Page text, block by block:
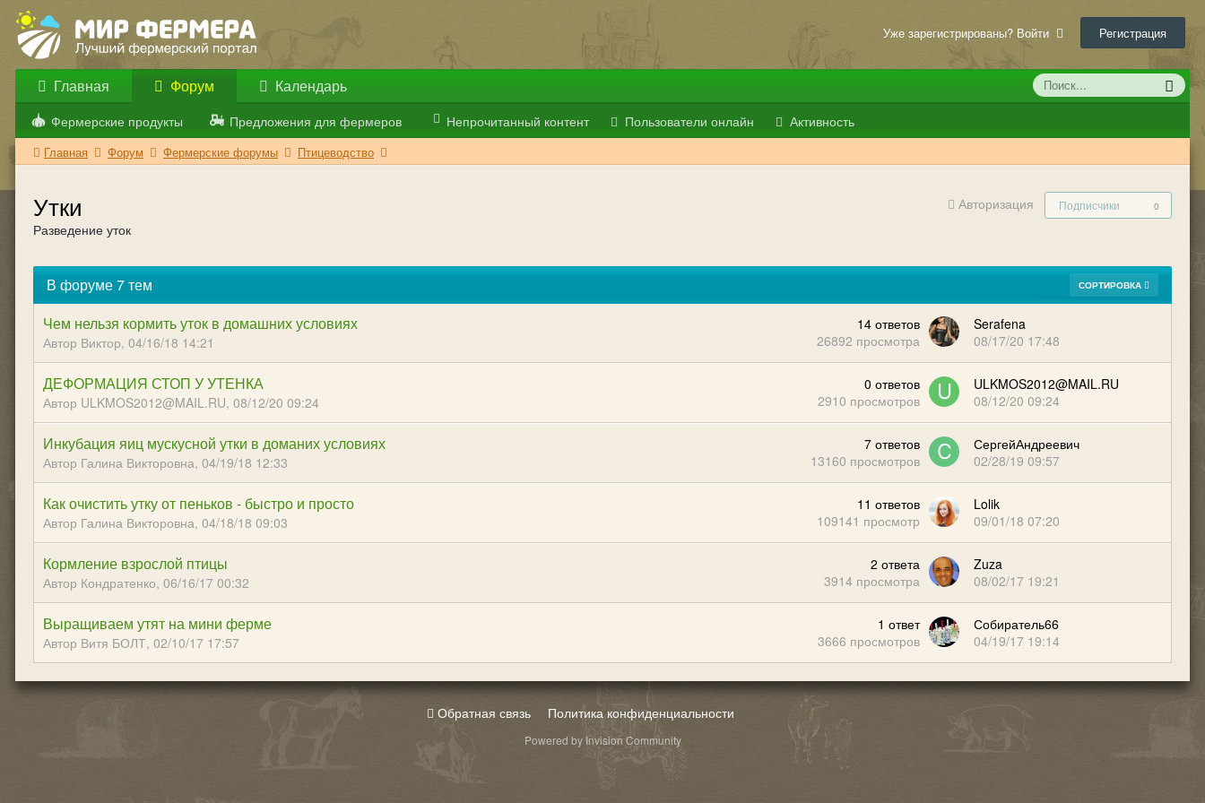
Уже зарегистрированы? Войти Регистрация
Главная Форум
Фермерские продукты Предложения для фермеров Непрочитанный контент Пользователи онлайн Активность
Календарь
Главная Форум Фермерские форумы Птицеводство
Утки Авторизация Подписчики 0
Разведение уток
В форуме 7 тем СОРТИРОВКА
Чем нельзя кормить уток в домашних условиях
Автор Виктор, 04/16/18 14:21
14 ответов
26892 просмотра
Serafena
08/17/20 17:48
ДЕФОРМАЦИЯ СТОП У УТЕНКА
Автор ULKMOS2012@MAIL.RU, 08/12/20 09:24
0 ответов
2910 просмотров
ULKMOS2012@MAIL.RU
08/12/20 09:24
Инкубация яиц мускусной утки в доманих условиях
Автор Галина Викторовна, 04/19/18 12:33
7 ответов
13160 просмотров
СергейАндреевич
02/28/19 09:57
Как очистить утку от пеньков - быстро и просто
Автор Галина Викторовна, 04/18/18 09:03
11 ответов
109141 просмотр
Lolik
09/01/18 07:20
Кормление взрослой птицы
Автор Кондратенко, 06/16/17 00:32
2 ответа
3914 просмотра
Zuza
08/02/17 19:21
Выращиваем утят на мини ферме
Автор Витя БОЛТ, 02/10/17 17:57
1 ответ
3666 просмотров
Собиратель66
04/19/17 19:14
Обратная связь Политика конфиденциальности
Powered by Invision Community